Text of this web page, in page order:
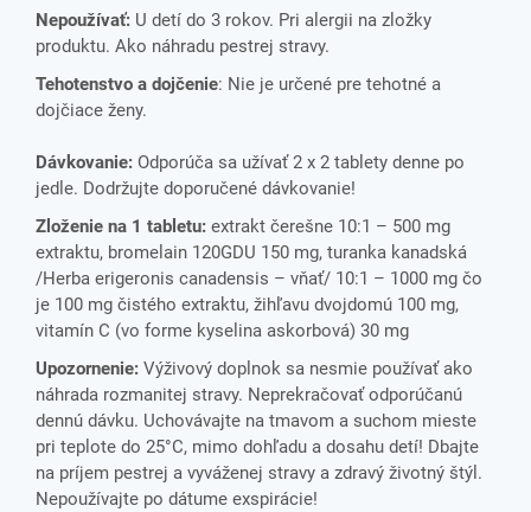
Nepoužívať: U detí do 3 rokov. Pri alergii na zložky
produktu. Ako náhradu pestrej stravy.
Tehotenstvo a dojčenie: Nie je určené pre tehotné a
dojčiace ženy.
Dávkovanie: Odporúča sa užívať 2 x 2 tablety denne po
jedle. Dodržujte doporučené dávkovanie!
Zloženie na 1 tabletu: extrakt čerešne 10:1 – 500 mg
extraktu, bromelain 120GDU 150 mg, turanka kanadská
/Herba erigeronis canadensis – vňať/ 10:1 – 1000 mg čo
je 100 mg čistého extraktu, žihľavu dvojdomú 100 mg,
vitamín C (vo forme kyselina askorbová) 30 mg
Upozornenie: Výživový doplnok sa nesmie používať ako
náhrada rozmanitej stravy. Neprekračovať odporúčanú
dennú dávku. Uchovávajte na tmavom a suchom mieste
pri teplote do 25°C, mimo dohľadu a dosahu detí! Dbajte
na príjem pestrej a vyváženej stravy a zdravý životný štýl.
Nepoužívajte po dátume exspirácie!